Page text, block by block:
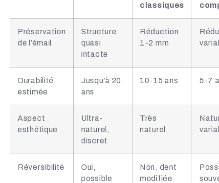
classiques
Préservation
de l’émail
Structure
quasi
intacte
Réduction
1-2 mm
Durabilité
estimée
Jusqu’à 20
ans
10-15 ans 5-7
Aspect
esthétique
Ultra-
naturel,
discret
Très
naturel
Réversibilité
Oui,
possible
Non, dent
modifiée